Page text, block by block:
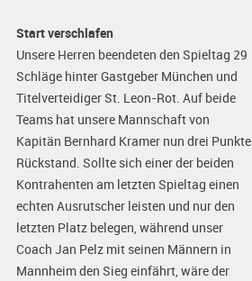
Start verschlafen
Unsere Herren beendeten den Spieltag 29
Schläge hinter Gastgeber München und
Titelverteidiger St. Leon-Rot. Auf beide
Teams hat unsere Mannschaft von
Kapitän Bernhard Kramer nun drei Punkte
Rückstand. Sollte sich einer der beiden
Kontrahenten am letzten Spieltag einen
echten Ausrutscher leisten und nur den
letzten Platz belegen, während unser
Coach Jan Pelz mit seinen Männern in
Mannheim den Sieg einfährt, wäre der